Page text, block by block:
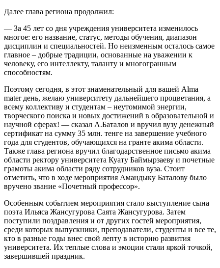
Далее глава региона продолжил:
— За 45 лет со дня учреждения университета изменилось
многое: его название, статус, методы обучения, диапазон
дисциплин и специальностей. Но неизменным осталось самое
главное – добрые традиции, основанные на уважении к
человеку, его интеллекту, таланту и многогранным
способностям.
Поэтому сегодня, в этот знаменательный для вашей Аlma
mater день, желаю университету дальнейшего процветания, а
всему коллективу и студентам – неутомимой энергии,
творческого поиска и новых достижений в образовательной и
научной сферах! — сказал А.Баталов и вручил вузу денежный
сертификат на сумму 35 млн. тенге на завершение учебного
года для студентов, обучающихся на гранте акима области.
Также глава региона вручил благодарственное письмо акима
области ректору университета Куату Баймырзаеву и почетные
грамоты акима области ряду сотрудников вуза. Стоит
отметить, что в ходе мероприятия Амандыку Баталову было
вручено звание «Почетный профессор».
Особенным событием мероприятия стало выступление сына
поэта Ильяса Жансугурова Саята Жансугурова. Затем
поступили поздравления и от других гостей мероприятия,
среди которых выпускники, преподаватели, студенты и все те,
кто в разные годы внес свой лепту в историю развития
университета. Их теплые слова и эмоции стали яркой точкой,
завершившей праздник.